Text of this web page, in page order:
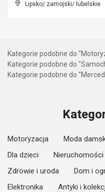
Lipsko/ zamojski/ lubelskie
Kategorie podobne do
Kategorie podobne do
Kategorie podobne do
Motoryzacja Moda
Dla dzieci
Nieruchomości
Zdrowie i uroda
Dom i
Elektronika
Antyki i